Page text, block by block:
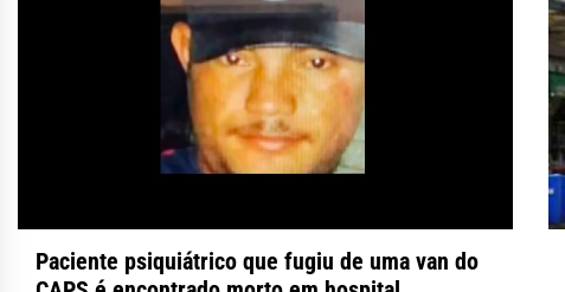
Paciente psiquiátrico que fugiu de uma van do